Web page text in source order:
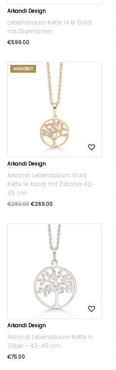
Arkandi Design
Lebensbaum Kette 14 kt Gold
mit Diamanten
€599.00
ANGEBOT
Arkandi Design
Arkandi Lebensbaum Gold
Kette 14 Karat mit Zirkonia 42-
45 cm
€282.00 €269.00
Arkandi Design
Arkandi Lebensbaum Kette in
Silber – 42-45 cm
€75.00